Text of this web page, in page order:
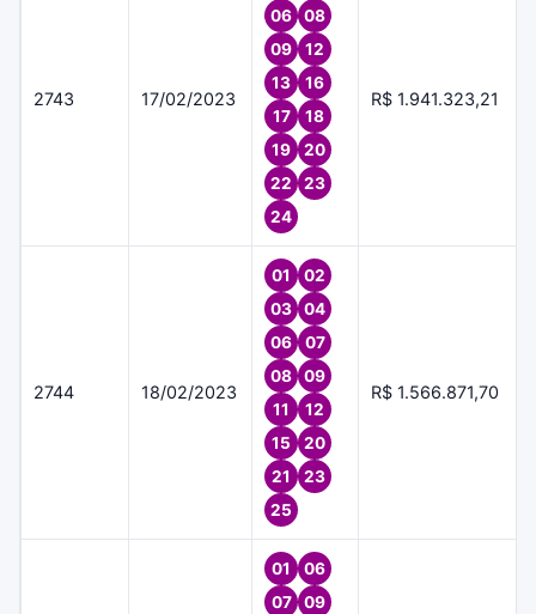
2743 17/02/2023
06
08
09
12
13
16
17
18
19
20
22
23
24
R$ 1.941.323,21
2744 18/02/2023
01
02
03
04
06
07
08
09
11
12
15
20
21
23
25
R$ 1.566.871,70
01
06
07
09